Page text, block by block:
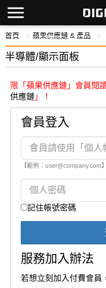
首頁 蘋果供應鏈 & 產品
半導體/顯示面板
限「蘋果供應鏈」會員閱
供應鏈 」！
會員登入
【範例：user@company.com】
記住帳號密碼
服務加入辦法
若想立刻加入付費會員